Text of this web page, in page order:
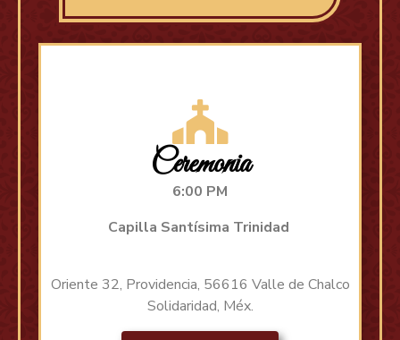
Ceremonia
6:00 PM
Capilla Santísima Trinidad
Oriente 32, Providencia, 56616 Valle de Chalco
Solidaridad, Méx.